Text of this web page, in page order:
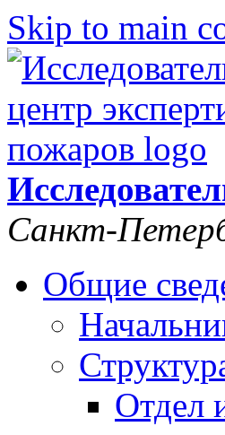
Skip to main
Санкт-
Общие
Отдел